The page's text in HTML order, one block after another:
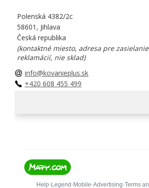
Polenská 4382/2c
58601, Jihlava
Česká republika
(kontaktné miesto, adresa pre zasielanie
reklamácií, nie sklad)
info@kovanieplus.sk
+420 608 455 499